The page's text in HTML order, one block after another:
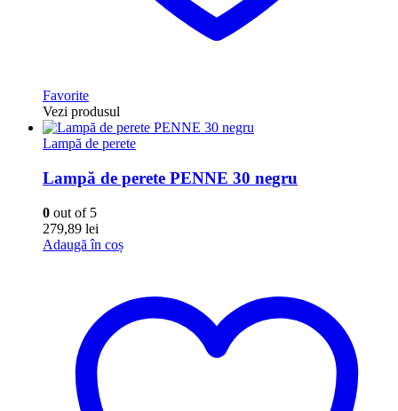
Favorite
Vezi produsul
Lampă de perete
Lampă de perete PENNE 30 negru
0 out of 5
279,89 lei
Adaugă în coș